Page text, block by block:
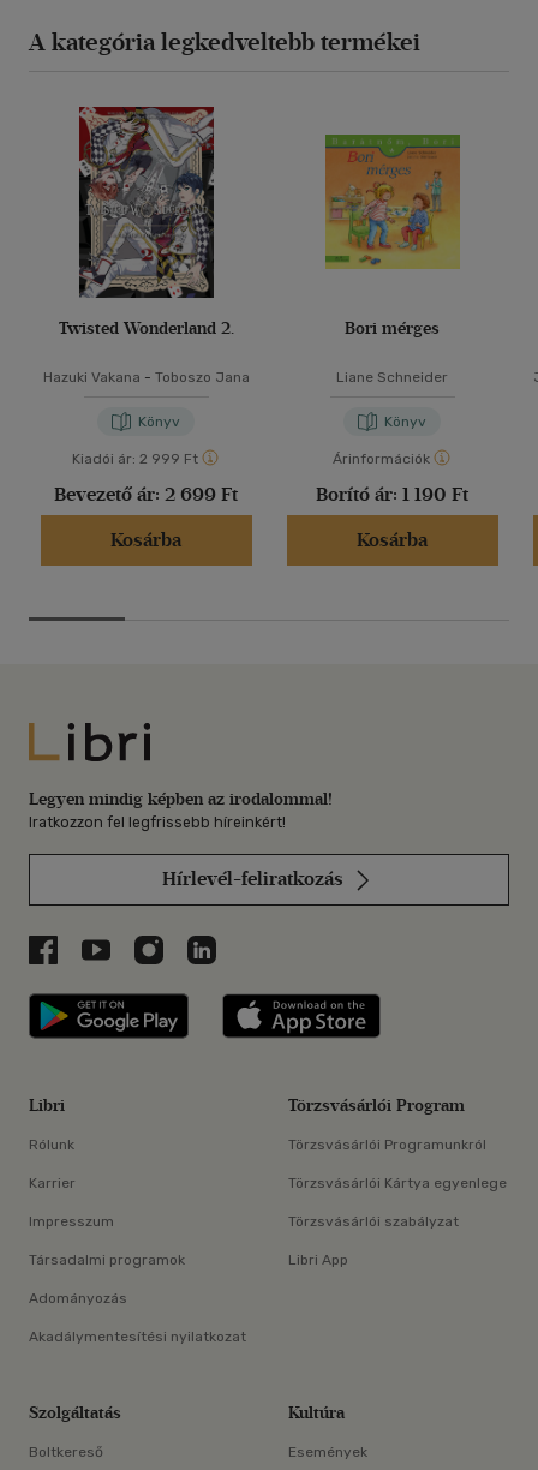
A kategória legkedveltebb termékei
Twisted Wonderland 2.
Hazuki Vakana - Toboszo Jana
Könyv
Kiadói ár: 2 999 Ft
Bevezető ár: 2 699 Ft
Kosárba
Bori mérges
Liane Schneider
Könyv
Árinformációk
Borító ár: 1 190 Ft
Kosárba
Libri
Legyen mindig képben az irodalommal!
Iratkozzon fel legfrissebb híreinkért!
Hírlevél-feliratkozás
Libri a Facebookon
Libri a Youtube-on
Libri az Instagramon
Libri a LinkedInen
Libri applikáció Szerezd meg: Google
Libri
Rólunk
Karrier
Impresszum
Társadalmi programok
Adományozás
Akadálymentesítési nyilatkozat
Törzsvásárlói Program
Törzsvásárlói Programunkról
Törzsvásárlói Kártya egyenlege
Törzsvásárlói szabályzat
Libri App
Szolgáltatás
Boltkereső
Kultúra
Események